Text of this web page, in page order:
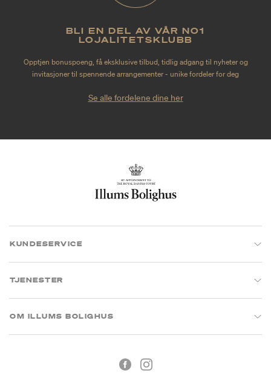
BLI EN DEL AV VÅR NO1
LOJALITETSKLUBB
Opptjen bonuspoeng, få eksklusive tilbud, tidlig adgang til nyheter og
invitasjoner til spennende arrangementer - unike fordeler for deg
Se alle fordelene dine her
KUNDESERVICE
TJENESTER
OM ILLUMS BOLIGHUS